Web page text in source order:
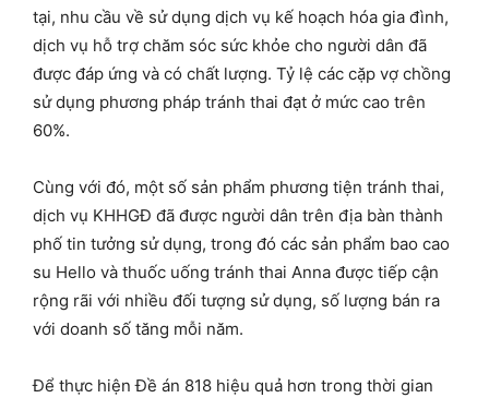
tại, nhu cầu về sử dụng dịch vụ kế hoạch hóa gia đình,
dịch vụ hỗ trợ chăm sóc sức khỏe cho người dân đã
được đáp ứng và có chất lượng. Tỷ lệ các cặp vợ chồng
sử dụng phương pháp tránh thai đạt ở mức cao trên
60%.
Cùng với đó, một số sản phẩm phương tiện tránh thai,
dịch vụ KHHGĐ đã được người dân trên địa bàn thành
phố tin tưởng sử dụng, trong đó các sản phẩm bao cao
su Hello và thuốc uống tránh thai Anna được tiếp cận
rộng rãi với nhiều đối tượng sử dụng, số lượng bán ra
với doanh số tăng mỗi năm.
Để thực hiện Đề án 818 hiệu quả hơn trong thời gian